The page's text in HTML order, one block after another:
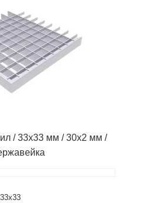
/ 33х33 мм / 30х2 мм /
33х33